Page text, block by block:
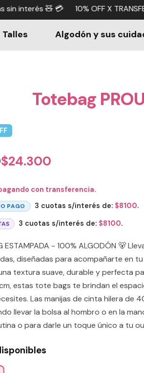
X TRANSFERENCIA 💵 • 3
Talles Algodón y sus
Totebag
$24.300
con transferencia.
PAGO 3 cuotas s/interés de: $8100.
3 cuotas s/interés de: $8100.
ESTAMPADA - 100% ALGODÓN 🐻
diseñadas para acompañarte en
textura suave, durable y perfecta
estas tote bags te brindan el
Las manijas de cinta hilera de
llevar la bolsa al hombro o en la
o para darle un toque único a tu